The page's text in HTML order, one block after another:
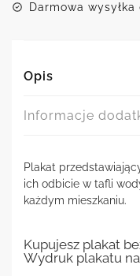
Darmowa
Opis
Informacje
Plakat
ich odbicie w tafli
każdym mieszkaniu.
Kupujesz plakat
Wydruk plakatu